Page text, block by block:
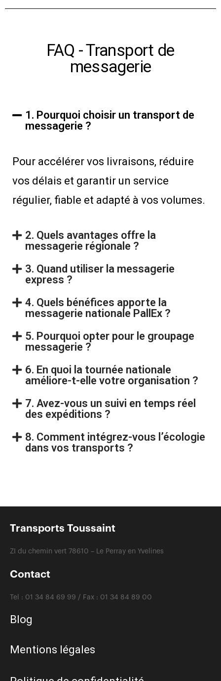
FAQ - Transport de
messagerie
1. Pourquoi choisir un transport de
messagerie ?
Pour accélérer vos livraisons, réduire
vos délais et garantir un service
régulier, fiable et adapté à vos volumes.
2. Quels avantages offre la
messagerie régionale ?
3. Quand utiliser la messagerie
express ?
4. Quels bénéfices apporte la
messagerie nationale PallEx ?
5. Pourquoi opter pour le groupage
messagerie ?
6. En quoi la tournée nationale
améliore-t-elle votre organisation ?
7. Avez-vous un suivi en temps réel
des expéditions ?
8. Comment intégrez-vous l’écologie
dans vos transports ?
Transports Toussaint
ZI du chemin vert 78610 – Le Perray en Yvelines
Contact
Tel : 01 34 84 69 99 / Fax : 01 34 84 89 00
Blog
Mentions légales